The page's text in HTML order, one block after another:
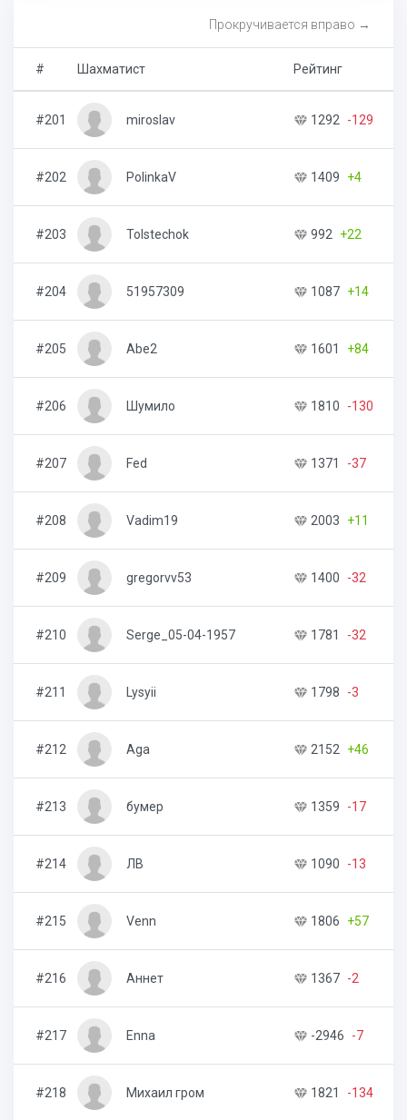
Прокручивается вправо →
# Шахматист Рейтинг
#201 miroslav 1292 -129
#202 PolinkaV 1409 +4
#203 Tolstechok 992 +22
#204 51957309 1087 +14
#205 Abe2 1601 +84
#206 Шумило 1810 -130
#207 Fed 1371 -37
#208 Vadim19 2003 +11
#209 gregorvv53 1400 -32
#210 Serge_05-04-1957 1781 -32
#211 Lysyii 1798 -3
#212 Aga 2152 +46
#213 бумер 1359 -17
#214 ЛВ 1090 -13
#215 Venn 1806 +57
#216 Аннет 1367 -2
#217 Enna -2946 -7
#218 Михаил гром 1821 -134